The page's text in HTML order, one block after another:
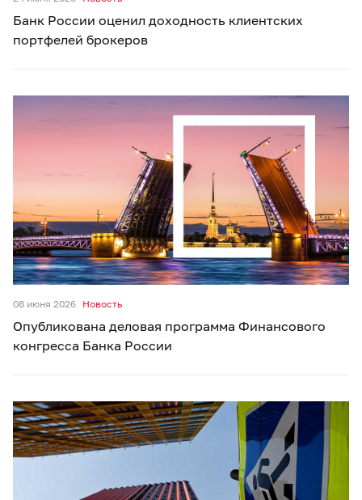
Банк России оценил доходность клиентских
портфелей брокеров
08 июня 2026 Новость
Опубликована деловая программа Финансового
конгресса Банка России